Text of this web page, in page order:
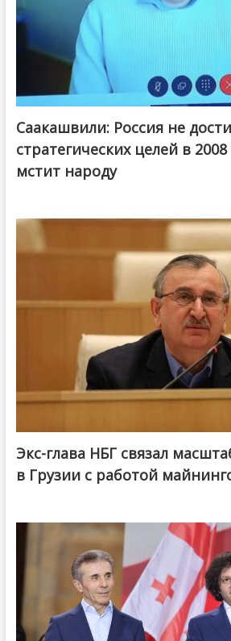
Саакашвили: Россия не
стратегических целей в
мстит народу
Экс-глава НБГ связал
в Грузии с работой